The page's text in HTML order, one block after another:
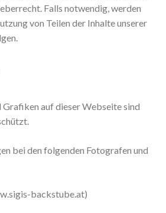
Falls notwendig, werden
von Teilen der Inhalte unserer
Grafiken auf dieser Webseite sind
bei den folgenden Fotografen und
backstube.at)